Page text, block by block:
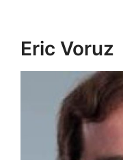
Eric Voruz